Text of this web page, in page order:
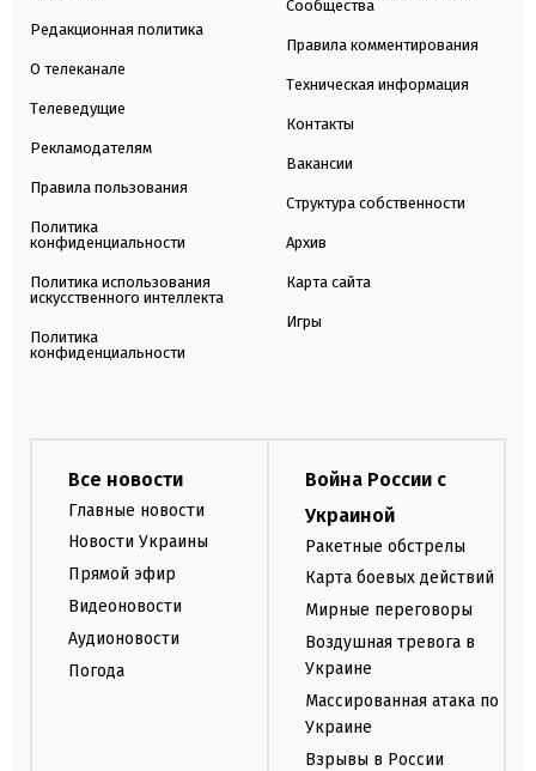
Редакционная политика
О телеканале
Телеведущие
Рекламодателям
Правила пользования
Политика
конфиденциальности
Политика использования
искусственного интеллекта
Политика
конфиденциальности
Сообщества
Правила комментирования
Техническая информация
Контакты
Вакансии
Структура собственности
Архив
Карта сайта
Игры
Все новости
Главные новости
Новости Украины
Прямой эфир
Видеоновости
Аудионовости
Погода
Война России с
Украиной
Ракетные обстрелы
Карта боевых действий
Мирные переговоры
Воздушная тревога в
Украине
Массированная атака по
Украине
Взрывы в России